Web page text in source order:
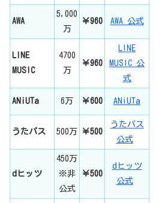
AWA
5,000
万
￥960 AWA 公式
LINE
MUSIC
4700
万
￥960
LINE
MUSIC 公
式
ANiUTa 6万 ￥600 ANiUTa
うたパス 500万 ￥500
うたパス
公式
dヒッツ
450万
※非
公式
￥500
dヒッツ
公式